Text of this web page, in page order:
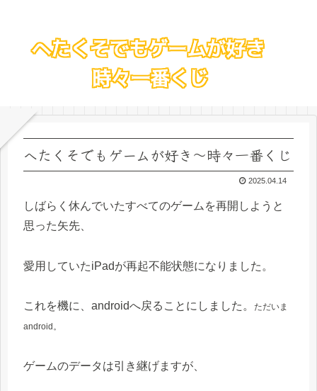
へたくそでもゲームが好き～時々一番くじ
2025.04.14
しばらく休んでいたすべてのゲームを再開しようと
思った矢先、
愛用していたiPadが再起不能状態になりました。
これを機に、androidへ戻ることにしました。
ただいま
android。
ゲームのデータは引き継げますが、